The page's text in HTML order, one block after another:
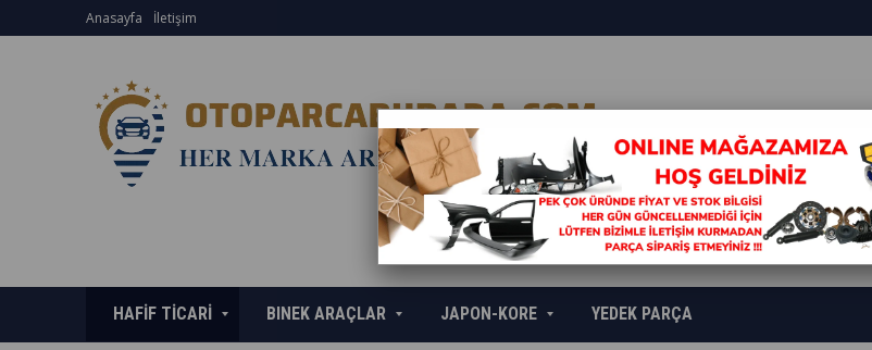
Anasayfa İletişim
HAFİF TİCARİ BINEK ARAÇLAR JAPON-KORE YEDEK PARÇA